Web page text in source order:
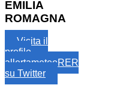
EMILIA
ROMAGNA
Visita il
profilo
allertameteoRER
su Twitter